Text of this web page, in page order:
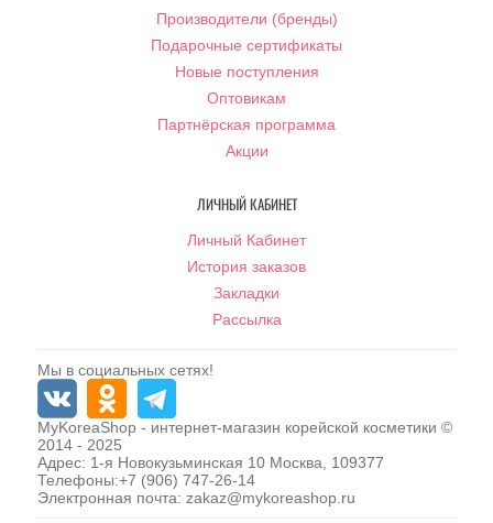
Производители (бренды)
Подарочные сертификаты
Новые поступления
Оптовикам
Партнёрская программа
Акции
ЛИЧНЫЙ КАБИНЕТ
Личный Кабинет
История заказов
Закладки
Рассылка
Мы в социальных сетях!
MyKoreaShop - интернет-магазин корейской косметики ©
2014 - 2025
Адрес: 1-я Новокузьминская 10 Москва
109377
Телефоны:+7 (906) 747-26-14
Электронная почта: zakaz@mykoreashop.ru